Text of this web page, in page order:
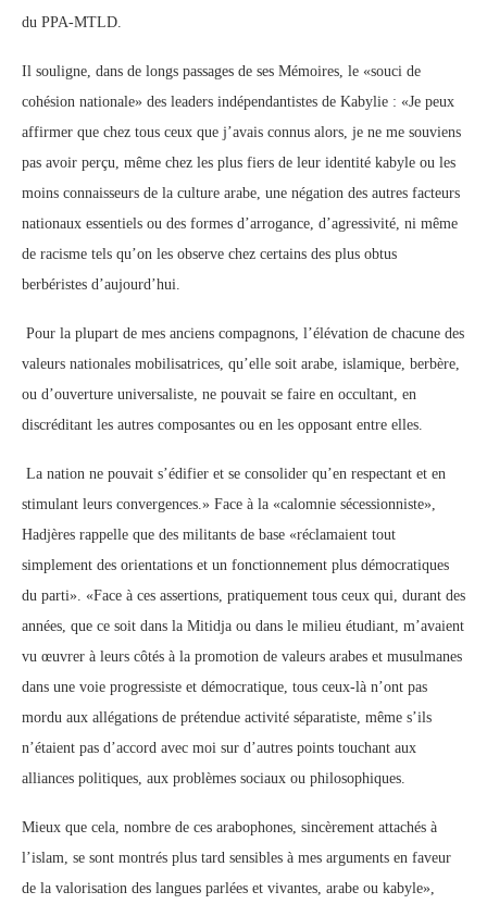
du PPA-MTLD.
Il souligne, dans de longs passages de ses Mémoires, le «souci de
cohésion nationale» des leaders indépendantistes de Kabylie : «Je peux
affirmer que chez tous ceux que j’avais connus alors, je ne me souviens
pas avoir perçu, même chez les plus fiers de leur identité kabyle ou les
moins connaisseurs de la culture arabe, une négation des autres facteurs
nationaux essentiels ou des formes d’arrogance, d’agressivité, ni même
de racisme tels qu’on les observe chez certains des plus obtus
berbéristes d’aujourd’hui.
Pour la plupart de mes anciens compagnons, l’élévation de chacune des
valeurs nationales mobilisatrices, qu’elle soit arabe, islamique, berbère,
ou d’ouverture universaliste, ne pouvait se faire en occultant, en
discréditant les autres composantes ou en les opposant entre elles.
La nation ne pouvait s’édifier et se consolider qu’en respectant et en
stimulant leurs convergences.» Face à la «calomnie sécessionniste»,
Hadjères rappelle que des militants de base «réclamaient tout
simplement des orientations et un fonctionnement plus démocratiques
du parti». «Face à ces assertions, pratiquement tous ceux qui, durant des
années, que ce soit dans la Mitidja ou dans le milieu étudiant, m’avaient
vu œuvrer à leurs côtés à la promotion de valeurs arabes et musulmanes
dans une voie progressiste et démocratique, tous ceux-là n’ont pas
mordu aux allégations de prétendue activité séparatiste, même s’ils
n’étaient pas d’accord avec moi sur d’autres points touchant aux
alliances politiques, aux problèmes sociaux ou philosophiques.
Mieux que cela, nombre de ces arabophones, sincèrement attachés à
l’islam, se sont montrés plus tard sensibles à mes arguments en faveur
de la valorisation des langues parlées et vivantes, arabe ou kabyle»,